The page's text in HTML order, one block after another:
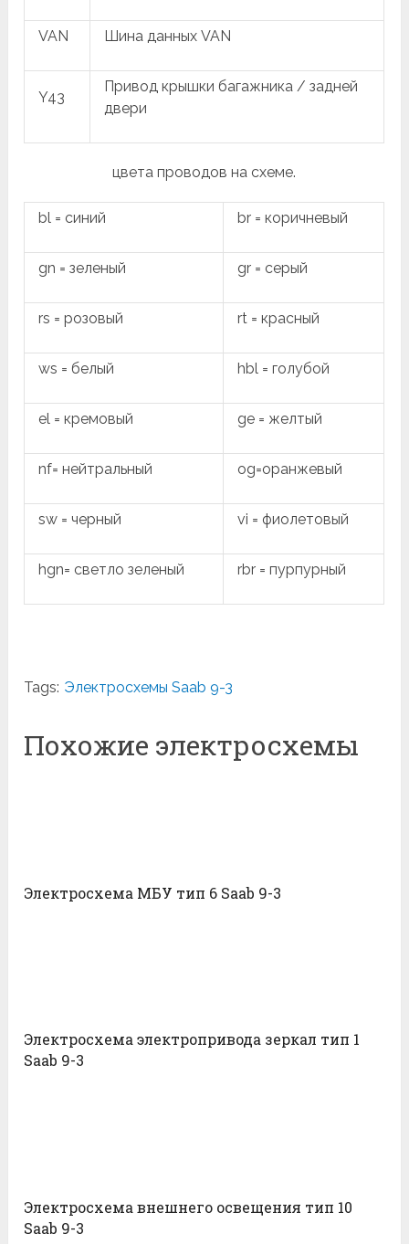
VAN Шина данных VAN
Y43
Привод крышки багажника / задней
двери
цвета проводов на схеме.
bl = синий br = коричневый
gn = зеленый gr = серый
rs = розовый rt = красный
ws = белый hbl = голубой
el = кремовый ge = желтый
nf= нейтральный og=оранжевый
sw = черный vi = фиолетовый
hgn= светло зеленый rbr = пурпурный
Tags: Электросхемы Saab 9-3
Похожие электросхемы
Электросхема МБУ тип 6 Saab 9-3
Электросхема электропривода зеркал тип 1
Saab 9-3
Электросхема внешнего освещения тип 10
Saab 9-3